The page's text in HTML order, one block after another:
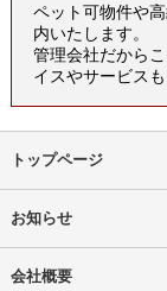
ペット可物件や
内いたします。
管理会社だから
イスやサービス
トップページ
お知らせ
会社概要